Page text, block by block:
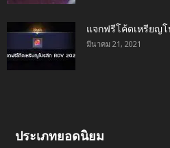
แจกฟรีโค้ดเหรียญโ
มีนาคม 21, 2021
ประเภทยอดนิยม